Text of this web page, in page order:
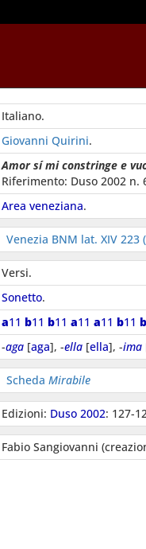
Italiano.
Giovanni Quirini.
Amor sí mi constringe e
Riferimento: Duso 2002 n.
Area veneziana.
Venezia BNM lat. XIV 223
Versi.
Sonetto.
a11 b11 b11a11a11 b11 b
-aga [aga], -ella [ella], -ima
Scheda Mirabile
Edizioni: Duso 2002: 127-
Fabio Sangiovanni